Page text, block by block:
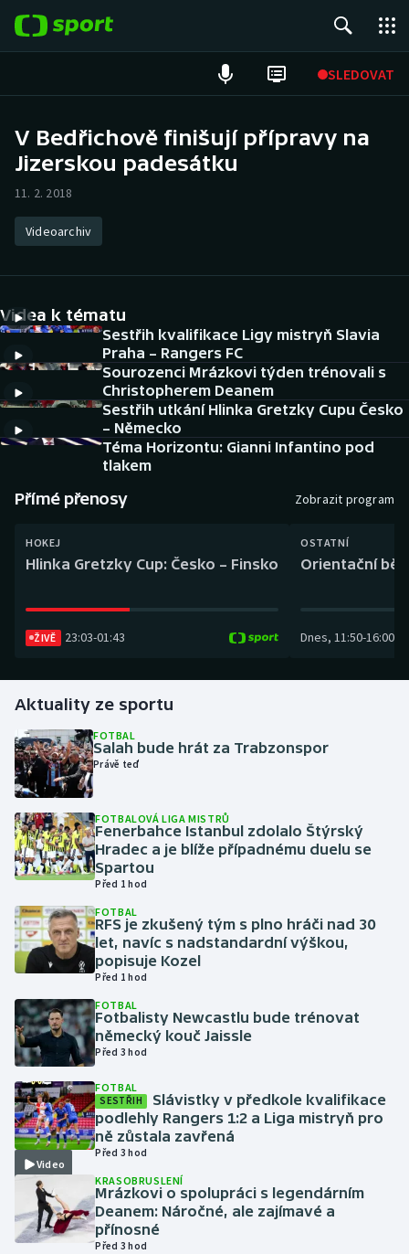
SLEDOVAT
Hokej
Atletika
DALŠÍ SPORTY
Americký fotbal
Baseball a softbal
Biatlon
Boby a skeleton
Curling
Dostihy
Florbal
Futsal
Golf
Gymnastika
Házená
Jezdectví
Krasobruslení
Lezení
Lyže a snowboard
Moderní pětiboj
Motorsport
NEPŘEHLÉDNĚTE
Historické návraty
Aplikace ČT sport
AZ kvíz
V Bedřichově finišují přípravy na
Jizerskou padesátku
11. 2. 2018
Videoarchiv
Videa k tématu
Sestřih kvalifikace Ligy mistryň Slavia
Praha – Rangers FC
Sourozenci Mrázkovi týden trénovali s
Christopherem Deanem
Sestřih utkání Hlinka Gretzky Cupu Česko
– Německo
Téma Horizontu: Gianni Infantino pod
tlakem
Přímé přenosy Zobrazit program
HOKEJ
Hlinka Gretzky Cup: Česko – Finsko
ŽIVĚ 23:03-01:43
OSTATNÍ
Orientační
Dnes, 11:50-16:00
Aktuality ze sportu
FOTBAL
Salah bude hrát za Trabzonspor
Právě teď
FOTBALOVÁ LIGA MISTRŮ
Fenerbahce Istanbul zdolalo Štýrský
Hradec a je blíže případnému duelu se
Spartou
Před 1 hod
FOTBAL
RFS je zkušený tým s plno hráči nad 30
let, navíc s nadstandardní výškou,
popisuje Kozel
Před 1 hod
FOTBAL
Fotbalisty Newcastlu bude trénovat
německý kouč Jaissle
Před 3 hod
Video
FOTBAL
SESTŘIH
Slávistky v předkole kvalifikace
podlehly Rangers 1:2 a Liga mistryň pro
ně zůstala zavřená
Před 3 hod
KRASOBRUSLENÍ
Mrázkovi o spolupráci s legendárním
Deanem: Náročné, ale zajímavé a
přínosné
Před 3 hod